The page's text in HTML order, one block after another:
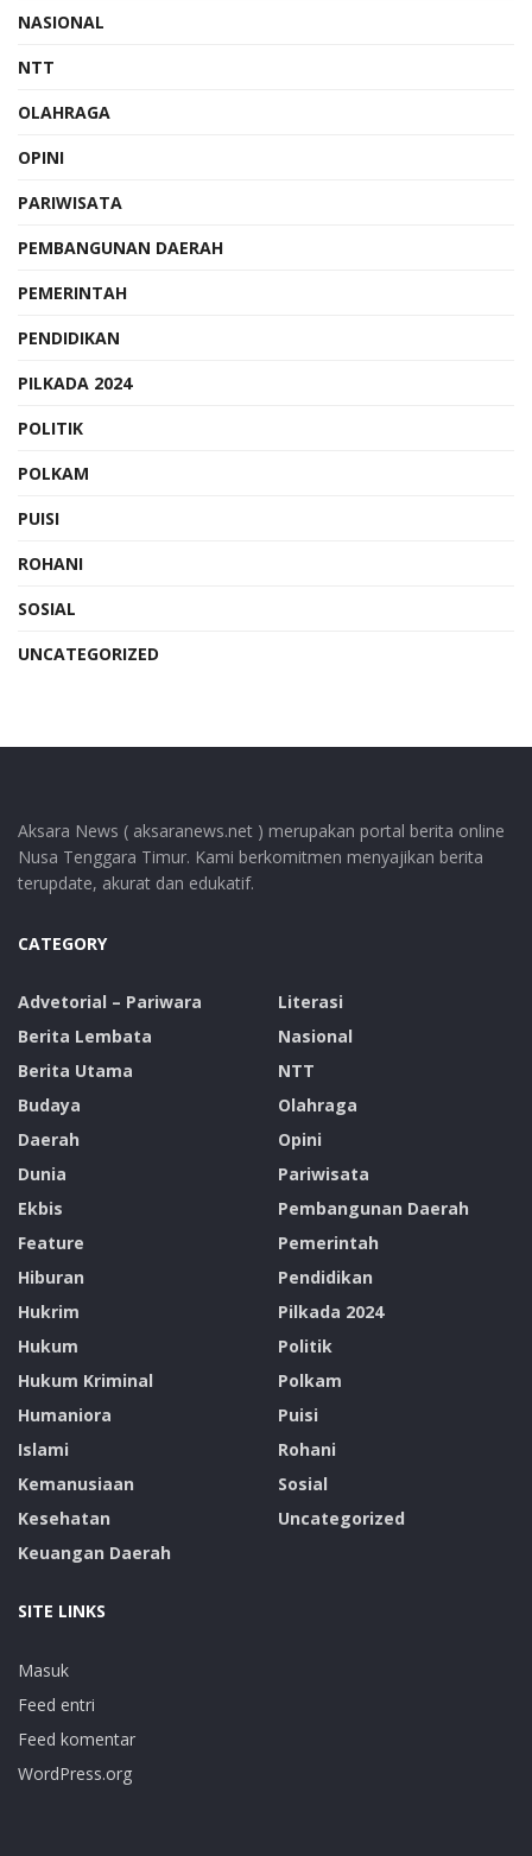
NASIONAL
NTT
OLAHRAGA
OPINI
PARIWISATA
PEMBANGUNAN DAERAH
PEMERINTAH
PENDIDIKAN
PILKADA 2024
POLITIK
POLKAM
PUISI
ROHANI
SOSIAL
UNCATEGORIZED
Aksara News ( aksaranews.net ) merupakan portal berita online
Nusa Tenggara Timur. Kami berkomitmen menyajikan berita
terupdate, akurat dan edukatif.
CATEGORY
Advetorial – Pariwara
Berita Lembata
Berita Utama
Budaya
Daerah
Dunia
Ekbis
Feature
Hiburan
Hukrim
Hukum
Hukum Kriminal
Humaniora
Islami
Kemanusiaan
Kesehatan
Keuangan Daerah
Literasi
Nasional
NTT
Olahraga
Opini
Pariwisata
Pembangunan Daerah
Pemerintah
Pendidikan
Pilkada 2024
Politik
Polkam
Puisi
Rohani
Sosial
Uncategorized
SITE LINKS
Masuk
Feed entri
Feed komentar
WordPress.org